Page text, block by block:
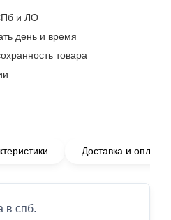
и ЛО
день и время
товара
Доставка и оплата
в спб.